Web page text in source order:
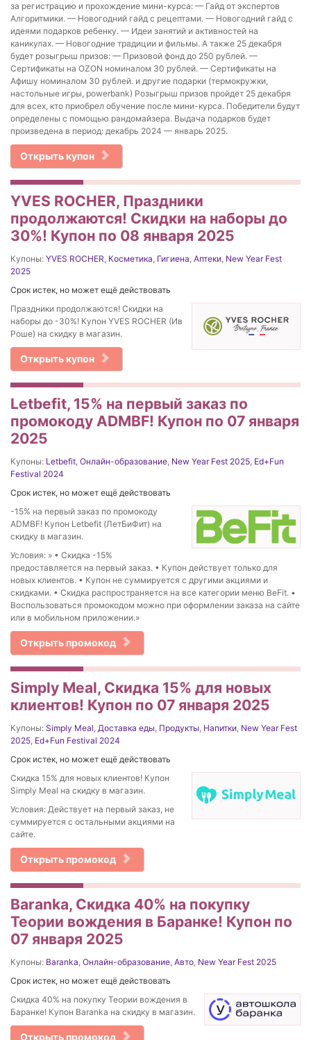
за регистрацию и прохождение мини-курса: — Гайд от экспертов
Алгоритмики. — Новогодний гайд с рецептами. — Новогодний гайд с
идеями подарков ребенку. — Идеи занятий и активностей на
каникулах. — Новогодние традиции и фильмы. А также 25 декабря
будет розыгрыш призов: — Призовой фонд до 250 рублей. —
Сертификаты на OZON номиналом 30 рублей. — Сертификаты на
Афишу номиналом 30 рублей. и другие подарки (термокружки,
настольные игры, powerbank) Розыгрыш призов пройдет 25 декабря
для всех, кто приобрел обучение после мини-курса. Победители будут
определены с помощью рандомайзера. Выдача подарков будет
произведена в период: декабрь 2024 — январь 2025.
Открыть купон
YVES ROCHER, Праздники
продолжаются! Скидки на наборы до
30%! Купон по 08 января 2025
Купоны: YVES ROCHER, Косметика, Гигиена, Аптеки, New Year Fest
2025
Срок истек, но может ещё действовать
Праздники продолжаются! Скидки на
наборы до -30%! Купон YVES ROCHER (Ив
Роше) на скидку в магазин.
Открыть купон
Letbefit, 15% на первый заказ по
промокоду ADMBF! Купон по 07 января
2025
Купоны: Letbefit, Онлайн-образование, New Year Fest 2025, Ed+Fun
Festival 2024
Срок истек, но может ещё действовать
-15% на первый заказ по промокоду
ADMBF! Купон Letbefit (ЛетБиФит) на
скидку в магазин.
Условия: » • Скидка -15%
предоставляется на первый заказ. • Купон действует только для
новых клиентов. • Купон не суммируется с другими акциями и
скидками. • Скидка распространяется на все категории меню BeFit. •
Воспользоваться промокодом можно при оформлении заказа на сайте
или в мобильном приложении.»
Открыть промокод
Simply Meal, Скидка 15% для новых
клиентов! Купон по 07 января 2025
Купоны: Simply Meal, Доставка еды, Продукты, Напитки, New Year Fest
2025, Ed+Fun Festival 2024
Срок истек, но может ещё действовать
Скидка 15% для новых клиентов! Купон
Simply Meal на скидку в магазин.
Условия: Действует на первый заказ, не
суммируется с остальными акциями на
сайте.
Открыть промокод
Baranka, Скидка 40% на покупку
Теории вождения в Баранке! Купон по
07 января 2025
Купоны: Baranka, Онлайн-образование, Авто, New Year Fest 2025
Срок истек, но может ещё действовать
Скидка 40% на покупку Теории вождения в
Баранке! Купон Baranka на скидку в магазин.
Открыть промокод